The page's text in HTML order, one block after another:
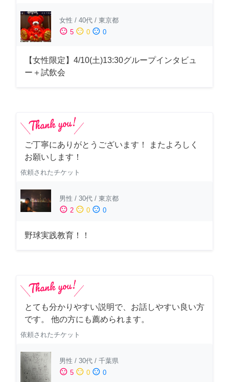
女性 / 40代 / 東京都
sentiment_satisfied 5 sentiment_neutral 0 sentiment_dissatisfied 0
【女性限定】4/10(土)13:30グループインタビュ
ー＋試飲会
ご丁寧にありがとうございます！ またよろしく
お願いします！
依頼されたチケット
男性 / 30代 / 東京都
sentiment_satisfied 2 sentiment_neutral 0 sentiment_dissatisfied 0
野球実践教育！！
とても分かりやすい説明で、お話しやすい良い方
です。 他の方にも薦められます。
依頼されたチケット
男性 / 30代 / 千葉県
sentiment_satisfied 5 sentiment_neutral 0 sentiment_dissatisfied 0